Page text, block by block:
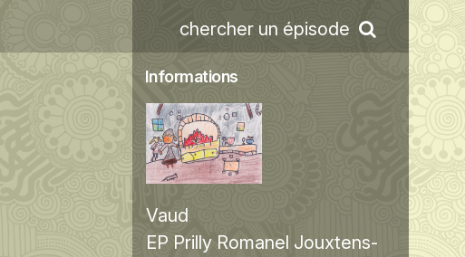
chercher un épisode
Informations
Vaud
EP Prilly Romanel Jouxtens-